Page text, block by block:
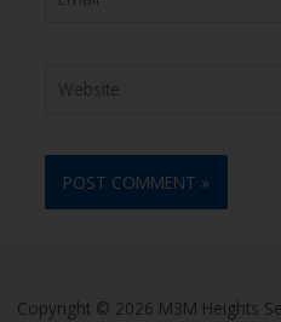
Copyright © 2026 M3M Heights